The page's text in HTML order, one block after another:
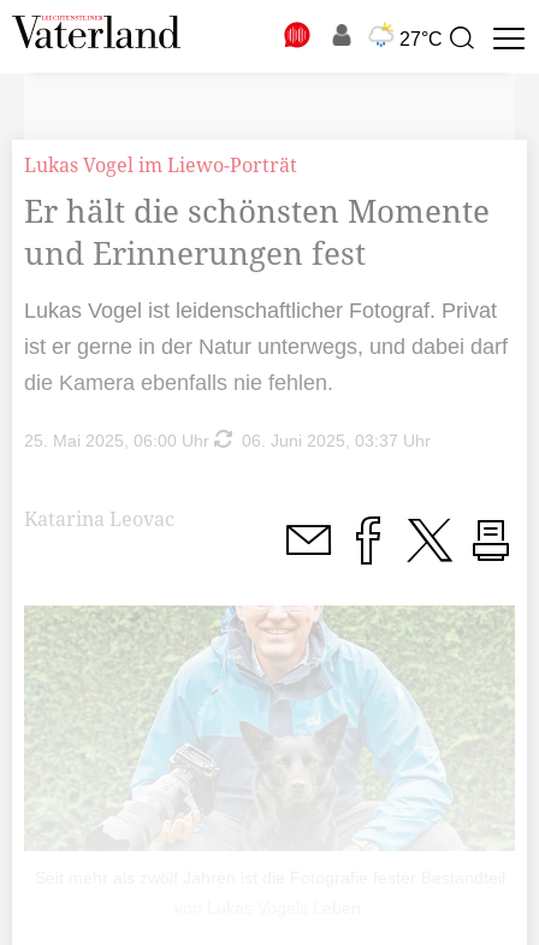
27°C
Suchbegriff
Lukas Vogel im Liewo-Porträt
Er hält die schönsten Momente
und Erinnerungen fest
Lukas Vogel ist leidenschaftlicher Fotograf. Privat
ist er gerne in der Natur unterwegs, und dabei darf
die Kamera ebenfalls nie fehlen.
25. Mai 2025, 06:00 Uhr 06. Juni 2025, 03:37 Uhr
Katarina Leovac